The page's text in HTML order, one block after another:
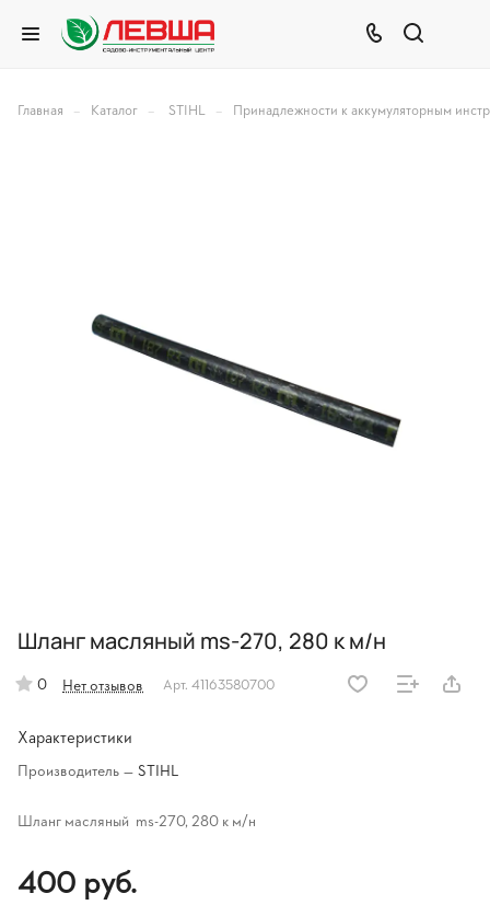
Главная – Каталог – STIHL – Принадлежности к аккумуляторным
Шланг масляный ms-270, 280 к м/н
0 Нет отзывов Арт. 41163580700
Характеристики
Производитель — STIHL
Шланг масляный ms-270, 280 к м/н
400 руб.